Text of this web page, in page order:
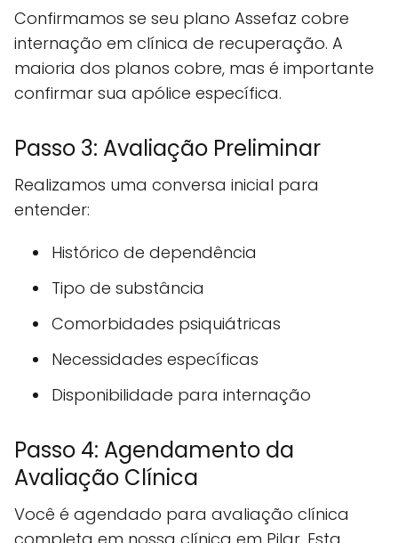
Confirmamos se seu plano Assefaz cobre
internação em clínica de recuperação. A
maioria dos planos cobre, mas é importante
confirmar sua apólice específica.
Passo 3: Avaliação Preliminar
Realizamos uma conversa inicial para
entender:
Histórico de dependência
Tipo de substância
Comorbidades psiquiátricas
Necessidades específicas
Disponibilidade para internação
Passo 4: Agendamento da
Avaliação Clínica
Você é agendado para avaliação clínica